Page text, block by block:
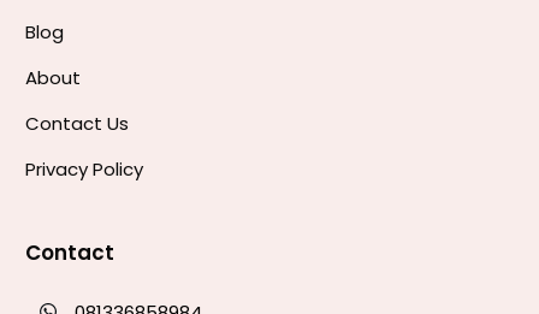
Blog
About
Contact Us
Privacy Policy
Contact